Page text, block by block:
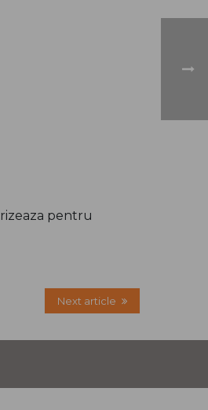
pentru
Next article